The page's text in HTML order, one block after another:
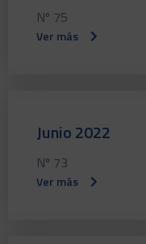
Nº 75
Ver más
Junio 2022
Nº 73
Ver más